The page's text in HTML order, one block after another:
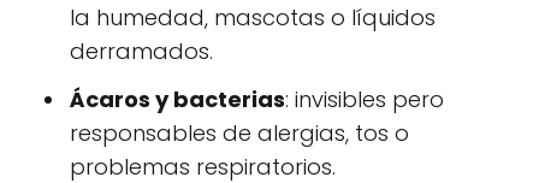
la humedad, mascotas o líquidos
derramados.
Ácaros y bacterias: invisibles pero
responsables de alergias, tos o
problemas respiratorios.